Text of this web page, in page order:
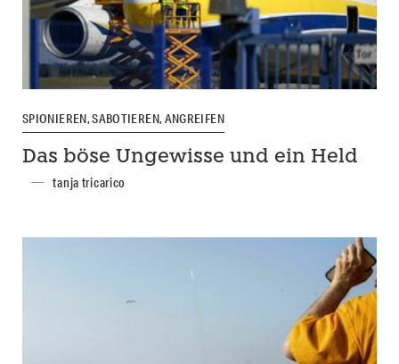
SPIONIEREN, SABOTIEREN, ANGREIFEN
Das böse Ungewisse und ein Held
tanja tricarico